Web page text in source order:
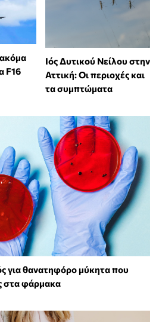
F16
Ιός Δυτικού Νείλου στην
Αττική: Οι περιοχές και
τα συμπτώματα
για θανατηφόρο μύκητα που
στα φάρμακα